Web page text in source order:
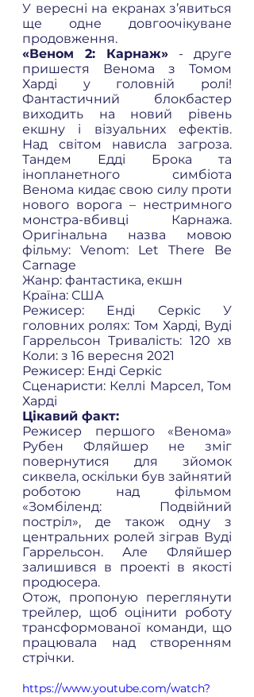
У вересні на екранах з’явиться
ще одне довгоочікуване
продовження.
«Веном 2: Карнаж» - друге
пришестя Венома з Томом
Харді у головній ролі!
Фантастичний блокбастер
виходить на новий рівень
екшну і візуальних ефектів.
Над світом нависла загроза.
Тандем Едді Брока та
інопланетного симбіота
Венома кидає свою силу проти
нового ворога – нестримного
монстра-вбивці Карнажа.
Оригінальна назва мовою
фільму: Venom: Let There Be
Carnage
Жанр: фантастика, екшн
Країна: США
Режисер: Енді Серкіс У
головних ролях: Том Харді, Вуді
Гаррельсон Тривалість: 120 хв
Коли: з 16 вересня 2021
Режисер: Енді Серкіс
Сценаристи: Келлі Марсел, Том
Харді
Цікавий факт:
Режисер першого «Венома»
Рубен Фляйшер не зміг
повернутися для зйомок
сиквела, оскільки був зайнятий
роботою над фільмом
«Зомбіленд: Подвійний
постріл», де також одну з
центральних ролей зіграв Вуді
Гаррельсон. Але Фляйшер
залишився в проекті в якості
продюсера.
Отож, пропоную переглянути
трейлер, щоб оцінити роботу
трансформованої команди, що
працювала над створенням
стрічки.
https://www.youtube.com/watch?